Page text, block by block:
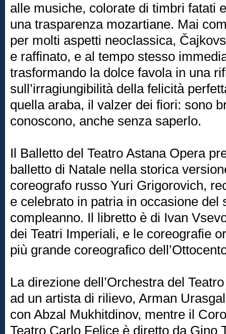
alle musiche, colorate di timbri fatati
una trasparenza mozartiane. Mai
per molti aspetti neoclassica,
e raffinato, e al tempo stesso
trasformando la dolce favola in una
sull’irragiungibilità della felicità
quella araba, il valzer dei fiori: sono
conoscono, anche senza saperlo.
Il Balletto del Teatro Astana Opera
balletto di Natale nella storica
coreografo russo Yuri Grigorovich,
e celebrato in patria in occasione del
compleanno. Il libretto è di Ivan
dei Teatri Imperiali, e le coreografie
più grande coreografico
La direzione dell’Orchestra del
ad un artista di rilievo, Arman
con Abzal Mukhitdinov, mentre il
Teatro Carlo Felice è diretto da Gino